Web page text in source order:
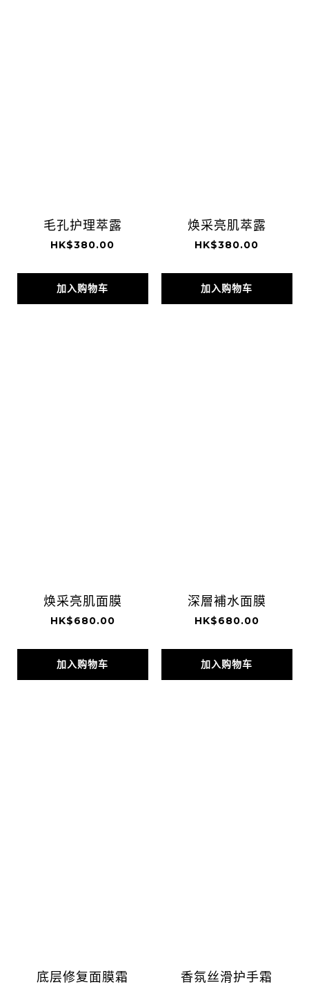
毛孔护理萃露
HK$380.00
加入购物车
焕采亮肌萃露
HK$380.00
加入购物车
焕采亮肌面膜
HK$680.00
加入购物车
深層補水面膜
HK$680.00
加入购物车
底层修复面膜霜 香氛丝滑护手霜